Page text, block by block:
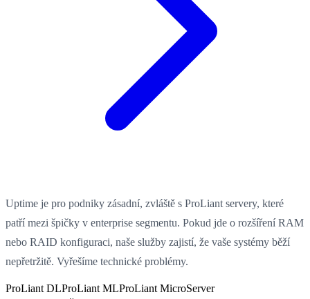
Uptime je pro podniky zásadní, zvláště s ProLiant servery, které
patří mezi špičky v enterprise segmentu. Pokud jde o rozšíření RAM
nebo RAID konfiguraci, naše služby zajistí, že vaše systémy běží
nepřetržitě. Vyřešíme technické problémy.
ProLiant DLProLiant MLProLiant MicroServer